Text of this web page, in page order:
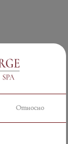
Относно